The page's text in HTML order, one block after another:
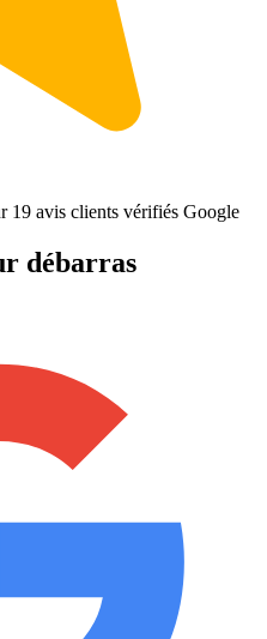
19 avis clients vérifiés Google
débarras